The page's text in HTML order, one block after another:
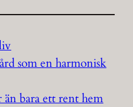
som en harmonisk
bara ett rent hem